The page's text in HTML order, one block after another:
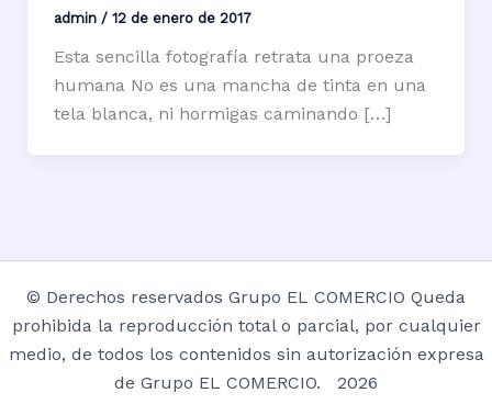
admin / 12 de enero de 2017
Esta sencilla fotografía retrata una proeza
humana No es una mancha de tinta en una
tela blanca, ni hormigas caminando […]
© Derechos reservados Grupo EL COMERCIO Queda
prohibida la reproducción total o parcial, por cualquier
medio, de todos los contenidos sin autorización expresa
de Grupo EL COMERCIO. 2026